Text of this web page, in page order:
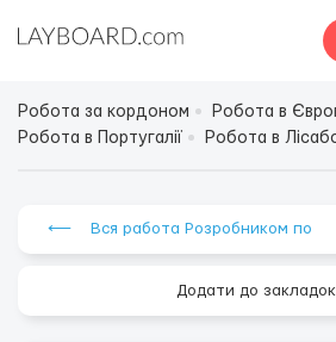
Робота за кордоном
Робота в
Робота в Португалії
Робота в
⟵ Вся работа Розробником по
Додати до закладок